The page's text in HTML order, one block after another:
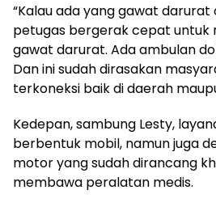
“Kalau ada yang gawat darurat
petugas bergerak cepat untuk
gawat darurat. Ada ambulan
Dan ini sudah dirasakan
terkoneksi baik di daerah
Kedepan, sambung Lesty,
berbentuk mobil, namun juga
motor yang sudah dirancang
membawa peralatan medis.